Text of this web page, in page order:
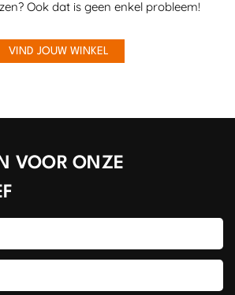
Ook dat is geen enkel probleem!
VIND JOUW WINKEL
VOOR ONZE